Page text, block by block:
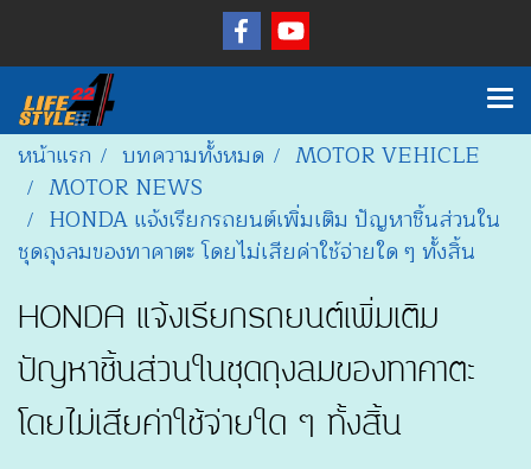
หน้าแรก บทความทั้งหมด
MOTOR VEHICLE
MOTOR NEWS
HONDA แจ้งเรียกรถยนต์เพิ่มเติม ปัญหาชิ้นส่วนใน
ชุดถุงลมของทาคาตะ โดยไม่เสียค่าใช้จ่ายใด ๆ ทั้งสิ้น
HONDA แจ้งเรียกรถยนต์เพิ่มเติม
ปัญหาชิ้นส่วนในชุดถุงลมของทาคาตะ
โดยไม่เสียค่าใช้จ่ายใด ๆ ทั้งสิ้น